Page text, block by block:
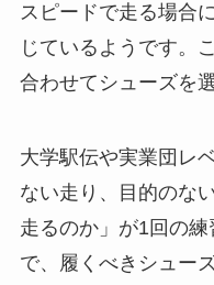
スピードで走る場合
じているようです。
合わせてシューズを
大学駅伝や実業団レ
ない走り、目的のな
走るのか」が1回の
で、履くべきシュー